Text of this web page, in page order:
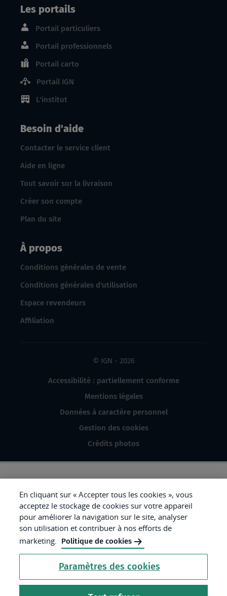
Les portails
Portail particuliers
Portail professionnels
Portail carto
Portail IGN
L'institut
Besoin d'aide
Contacter le service client
Aide en ligne
Tout savoir sur la livraison
Créer son compte
Plan du site
À propos
Conditions générales de vente
Conditions générales d'utilisation
Espace revendeurs
Affiliation
© IGN - 2026
Accessibilité : partiellement conforme
Mentions légales
Données à caractère personnel
Gestion des cookies
Crédits photos
République
Française.
Liberté
Égalité
Fraternité
En cliquant sur « Accepter tous les cookies », vous
acceptez le stockage de cookies sur votre appareil
pour améliorer la navigation sur le site, analyser
son utilisation et contribuer à nos efforts de
marketing.
Politique de cookies
Paramètres des cookies